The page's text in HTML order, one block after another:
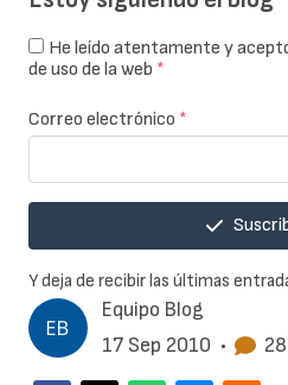
Equipo Blog
17 Sep 2010 •
He leído atentamente y
de uso de la web *
Correo electrónico *
Y deja de recibir las últimas